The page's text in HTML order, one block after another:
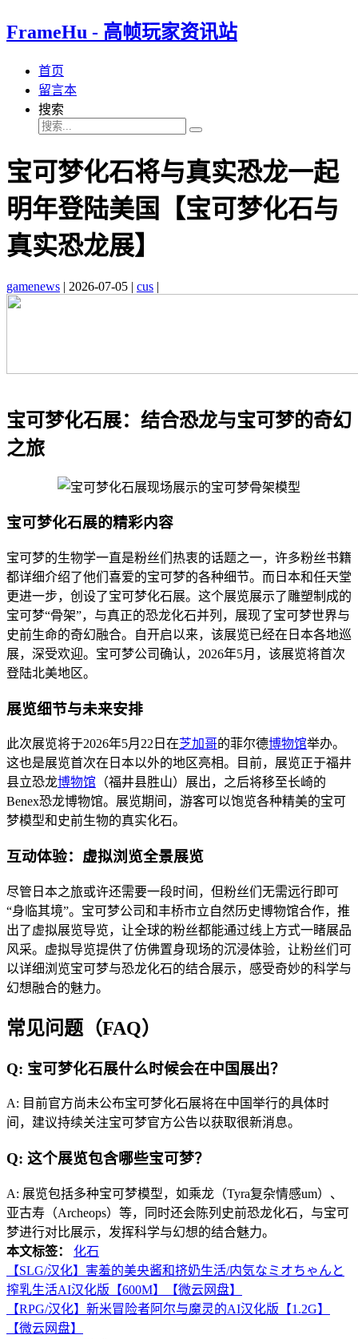
FrameHu - 高帧玩家资讯站
首页
留言本
搜索
宝可梦化石将与真实恐龙一起
明年登陆美国【宝可梦化石与
真实恐龙展】
gamenews | 2026-07-05 | cus |
宝可梦化石展：结合恐龙与宝可梦的奇幻
之旅
宝可梦化石展的精彩内容
宝可梦的生物学一直是粉丝们热衷的话题之一，许多粉丝书籍
都详细介绍了他们喜爱的宝可梦的各种细节。而日本和任天堂
更进一步，创设了宝可梦化石展。这个展览展示了雕塑制成的
宝可梦“骨架”，与真正的恐龙化石并列，展现了宝可梦世界与
史前生命的奇幻融合。自开启以来，该展览已经在日本各地巡
展，深受欢迎。宝可梦公司确认，2026年5月，该展览将首次
登陆北美地区。
展览细节与未来安排
此次展览将于2026年5月22日在芝加哥的菲尔德博物馆举办。
这也是展览首次在日本以外的地区亮相。目前，展览正于福井
县立恐龙博物馆 （福井县胜山）展出，之后将移至长崎的
Benex恐龙博物馆。展览期间，游客可以饱览各种精美的宝可
梦模型和史前生物的真实化石。
互动体验：虚拟浏览全景展览
尽管日本之旅或许还需要一段时间，但粉丝们无需远行即可
“身临其境”。宝可梦公司和丰桥市立自然历史博物馆合作，推
出了虚拟展览导览，让全球的粉丝都能通过线上方式一睹展品
风采。虚拟导览提供了仿佛置身现场的沉浸体验，让粉丝们可
以详细浏览宝可梦与恐龙化石的结合展示，感受奇妙的科学与
幻想融合的魅力。
常见问题（FAQ）
Q: 宝可梦化石展什么时候会在中国展出？
A: 目前官方尚未公布宝可梦化石展将在中国举行的具体时
间，建议持续关注宝可梦官方公告以获取很新消息。
Q: 这个展览包含哪些宝可梦？
A: 展览包括多种宝可梦模型，如乘龙（Tyra复杂情感um）、
亚古寿（Archeops）等，同时还会陈列史前恐龙化石，与宝可
梦进行对比展示，发挥科学与幻想的结合魅力。
本文标签：
化石
【SLG/汉化】害羞的美央酱和挤奶生活/内気なミオちゃんと
搾乳生活AI汉化版【600M】【微云网盘】
【RPG/汉化】新米冒险者阿尔与魔灵的AI汉化版【1.2G】
【微云网盘】